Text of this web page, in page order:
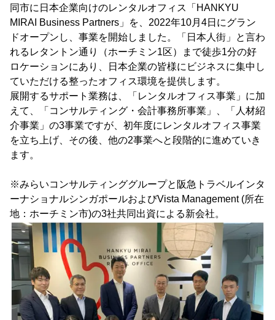
同市に日本企業向けのレンタルオフィス「HANKYU
MIRAI Business Partners」を、2022年10月4日にグラン
ドオープンし、事業を開始しました。「日本人街」と言わ
れるレタントン通り（ホーチミン1区）まで徒歩1分の好
ロケーションにあり、日本企業の皆様にビジネスに集中し
ていただける整ったオフィス環境を提供します。
展開するサポート業務は、「レンタルオフィス事業」に加
えて、「コンサルティング・会計事務所事業」、「人材紹
介事業」の3事業ですが、初年度にレンタルオフィス事業
を立ち上げ、その後、他の2事業へと段階的に進めていき
ます。
※みらいコンサルティンググループと阪急トラベルインタ
ーナショナルシンガポールおよびVista Management (所在
地：ホーチミン市)の3社共同出資による新会社。